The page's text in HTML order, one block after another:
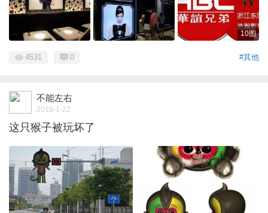
10图
#其他
4531 0
不能左右
2016-1-22
这只猴子被玩坏了